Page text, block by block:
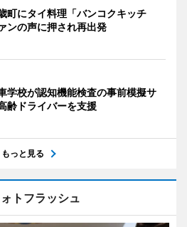
町にタイ料理「バンコクキッチ
の声に押され再出発
学校が認知機能検査の事前模擬サ
ドライバーを支援
もっと見る
トフラッシュ